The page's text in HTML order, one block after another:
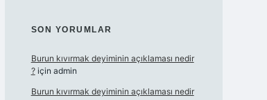
SON YORUMLAR
Burun kıvırmak deyiminin açıklaması nedir
?için admin
Burun kıvırmak deyiminin açıklaması nedir